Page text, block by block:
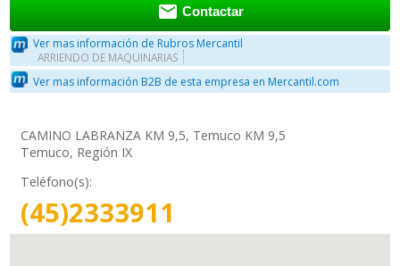
 Contactar
Ver mas información de Rubros Mercantil
ARRIENDO DE MAQUINARIAS
Ver mas información B2B de esta empresa en Mercantil.com
CAMINO LABRANZA KM 9,5, Temuco KM 9,5
Temuco, Región IX
Teléfono(s):
(45)2333911